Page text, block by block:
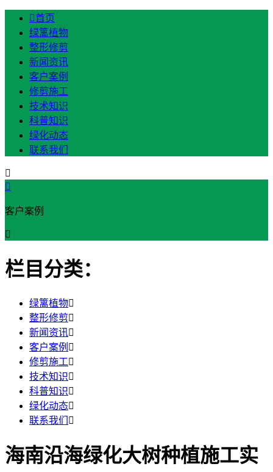
首页
绿篱植物
整形修剪
新闻资讯
客户案例
修剪施工
技术知识
科普知识
绿化动态
联系我们


客户案例

栏目分类：
绿篱植物
整形修剪
新闻资讯
客户案例 
修剪施工
技术知识
科普知识
绿化动态
联系我们 
海南沿海绿化大树种植施工实